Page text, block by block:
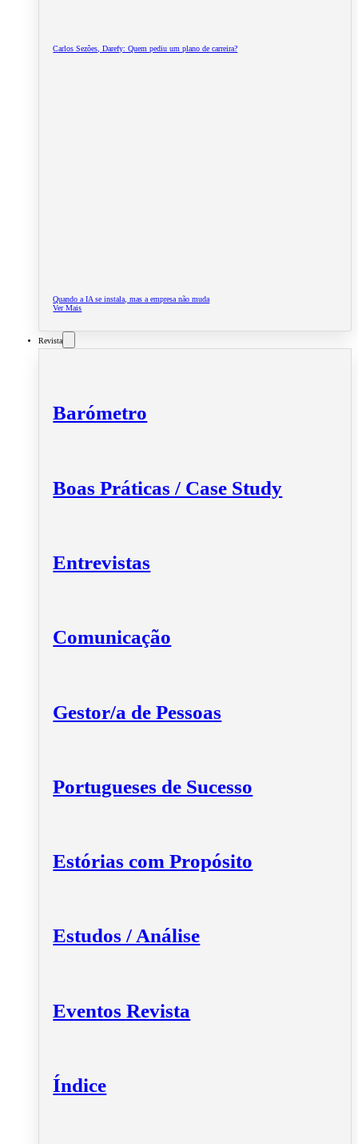
Carlos Sezões, Darefy: Quem pediu um plano de carreira?
Quando a IA se instala, mas a empresa não muda
Ver Mais
Revista
Barómetro
Boas Práticas / Case Study
Entrevistas
Comunicação
Gestor/a de Pessoas
Portugueses de Sucesso
Estórias com Propósito
Estudos / Análise
Eventos Revista
Índice